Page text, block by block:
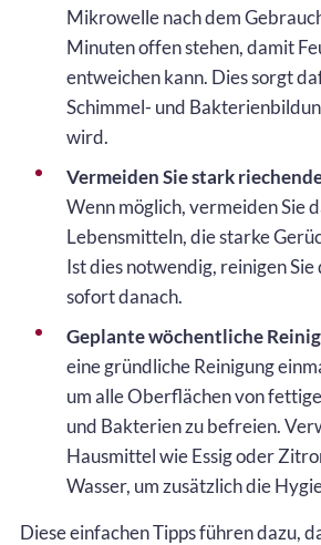
Mikrowelle nach dem
Minuten offen stehen, damit
entweichen kann. Dies sorgt
Schimmel- und
wird.
Vermeiden Sie stark
Wenn möglich, vermeiden Sie
Lebensmitteln, die starke
Ist dies notwendig, reinigen
sofort danach.
Geplante wöchentliche
eine gründliche Reinigung
um alle Oberflächen von
und Bakterien zu befreien.
Hausmittel wie Essig oder
Wasser, um zusätzlich die
Diese einfachen Tipps führen dazu,